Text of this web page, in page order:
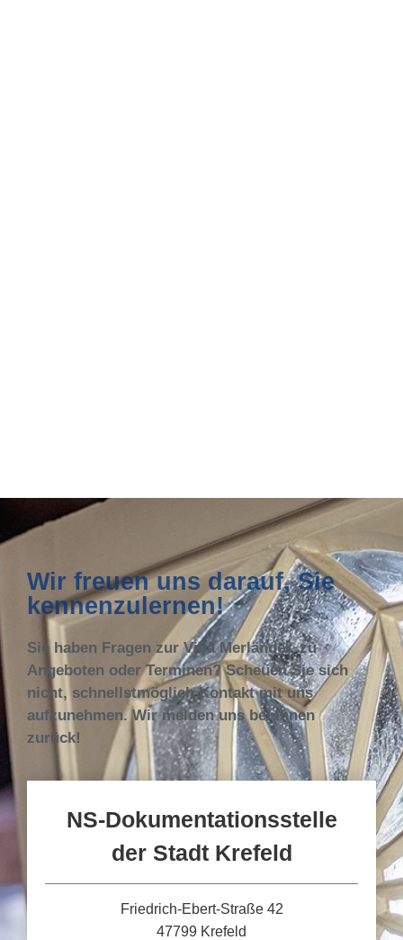
Wir freuen uns darauf, Sie
kennenzulernen!
Sie haben Fragen zur Villa Merländer, zu
Angeboten oder Terminen? Scheuen Sie sich
nicht, schnellstmöglich Kontakt mit uns
aufzunehmen. Wir melden uns bei Ihnen
zurück!
NS-Dokumentationsstelle
der Stadt Krefeld
Friedrich-Ebert-Straße 42
47799 Krefeld